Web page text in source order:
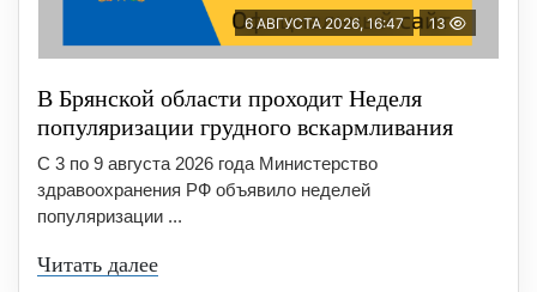
6 АВГУСТА 2026, 16:47 13
В Брянской области проходит Неделя
популяризации грудного вскармливания
С 3 по 9 августа 2026 года Министерство
здравоохранения РФ объявило неделей
популяризации ...
Читать далее